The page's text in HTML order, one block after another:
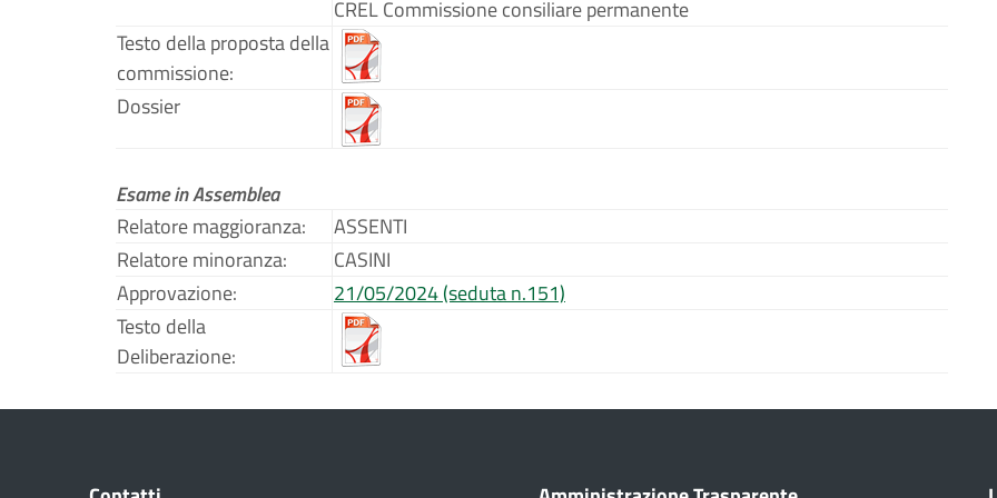
CREL Commissione consiliare permanente
Testo della proposta della
commissione:
Dossier
Esame in Assemblea
Relatore maggioranza:
ASSENTI
Relatore minoranza:
CASINI
Approvazione:
21/05/2024 (seduta n.151)
Testo della
Deliberazione: